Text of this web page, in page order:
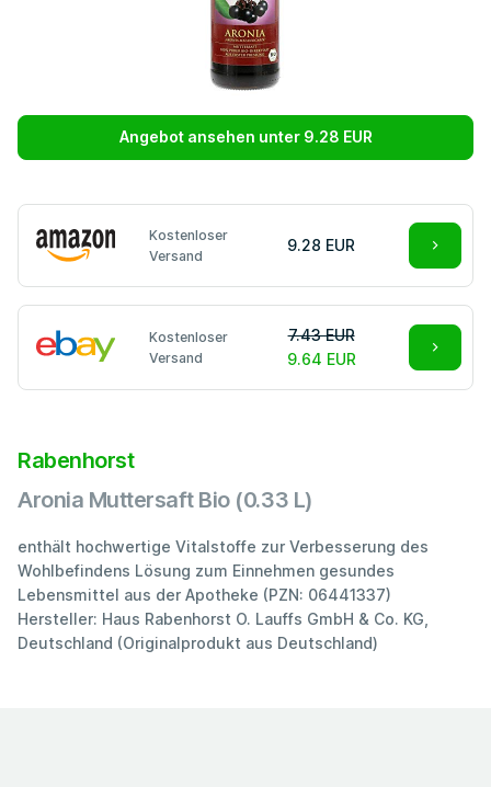
Angebot ansehen unter 9.28 EUR
Kostenloser
Versand
9.28 EUR
Kostenloser
Versand
7.43 EUR
9.64 EUR
Rabenhorst
Aronia Muttersaft Bio (0.33 L)
enthält hochwertige Vitalstoffe zur Verbesserung des
Wohlbefindens Lösung zum Einnehmen gesundes
Lebensmittel aus der Apotheke (PZN: 06441337)
Hersteller: Haus Rabenhorst O. Lauffs GmbH & Co. KG,
Deutschland (Originalprodukt aus Deutschland)